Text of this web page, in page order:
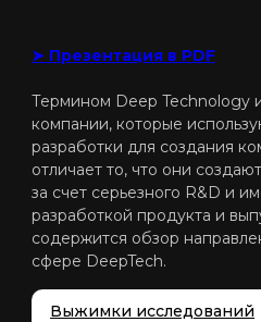
➤ Презентация в PDF
Термином Deep Technology
компании, которые
разработки для создания
отличает то, что они
за счет серьезного R&D и
разработкой продукта и
содержится обзор
сфере DeepTech.
Выжимки исследований